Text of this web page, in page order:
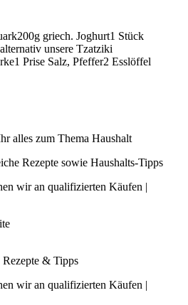
griech. Joghurt1 Stück
unsere Tzatziki
Prise Salz, Pfeffer2 Esslöffel
alles zum Thema Haushalt
Rezepte sowie Haushalts-Tipps
wir an qualifizierten Käufen |
& Tipps
wir an qualifizierten Käufen |